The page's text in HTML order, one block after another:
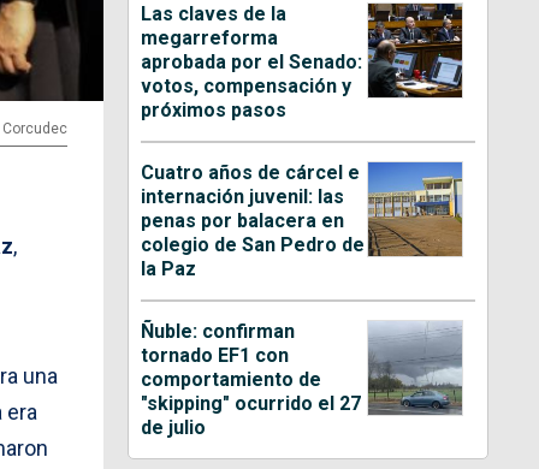
,
una
era
Las claves de la
megarreforma
aprobada por el Senado:
votos, compensación y
próximos pasos
Cuatro años de cárcel e
internación juvenil: las
penas por balacera en
colegio de San Pedro de
la Paz
Ñuble: confirman
tornado EF1 con
comportamiento de
"skipping" ocurrido el 27
de julio